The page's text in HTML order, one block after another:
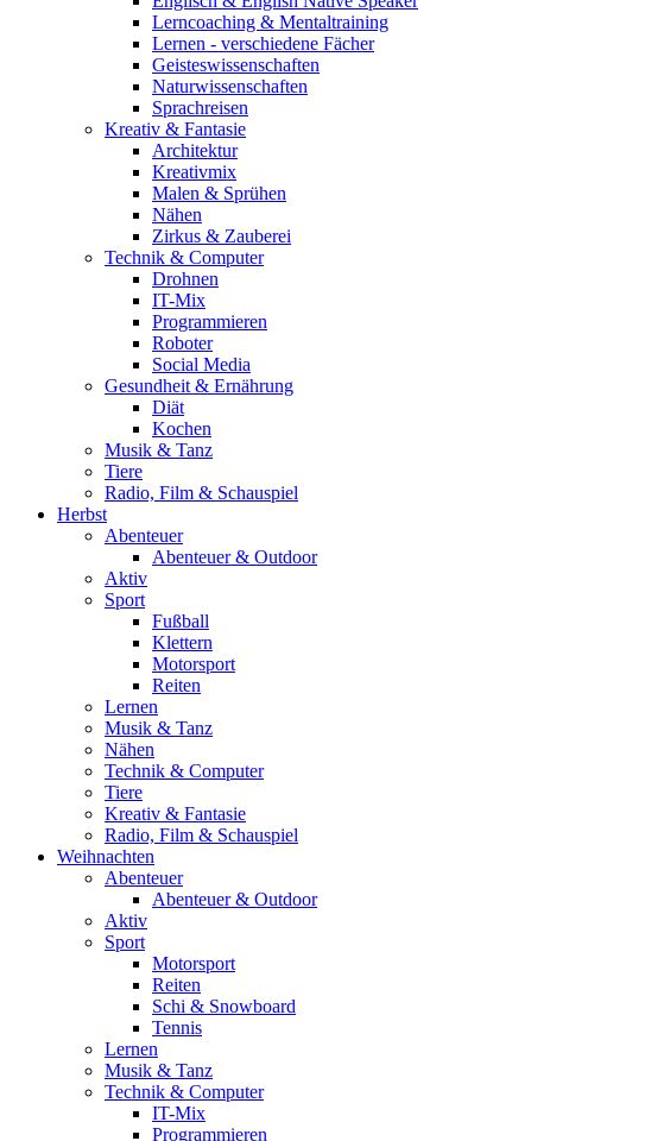
Lerncoaching & Mentaltraining
Lernen - verschiedene Fächer
Geisteswissenschaften
Naturwissenschaften
Sprachreisen
Kreativ & Fantasie
Architektur
Kreativmix
Malen & Sprühen
Nähen
Zirkus & Zauberei
Technik & Computer
Drohnen
IT-Mix
Programmieren
Roboter
Social Media
Gesundheit & Ernährung
Diät
Kochen
Musik & Tanz
Tiere
Radio, Film & Schauspiel
Herbst
Abenteuer
Abenteuer & Outdoor
Aktiv
Sport
Fußball
Klettern
Motorsport
Reiten
Lernen
Musik & Tanz
Nähen
Technik & Computer
Tiere
Kreativ & Fantasie
Radio, Film & Schauspiel
Weihnachten
Abenteuer
Abenteuer & Outdoor
Aktiv
Sport
Motorsport
Reiten
Schi & Snowboard
Tennis
Lernen
Musik & Tanz
Technik & Computer
IT-Mix
Programmieren